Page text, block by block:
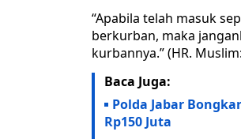
“Apabila telah masuk
berkurban, maka
kurbannya.” (HR.
Baca Juga:
Polda Jabar
Rp150 Juta